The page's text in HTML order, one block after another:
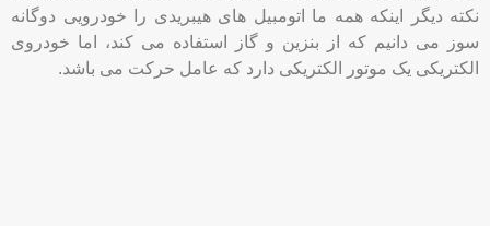
نکته دیگر اینکه همه ما اتومبیل های هیبریدی را خودرویی دوگانه
سوز می دانیم که از بنزین و گاز استفاده می کند، اما خودروی
الکتریکی یک موتور الکتریکی دارد که عامل حرکت می باشد.